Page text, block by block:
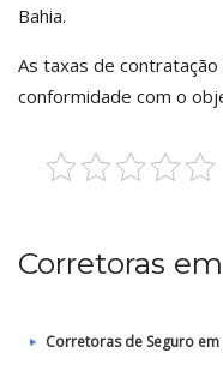
Bahia.
As taxas de
conformidade com o
Corretoras
Corretoras de Seguro